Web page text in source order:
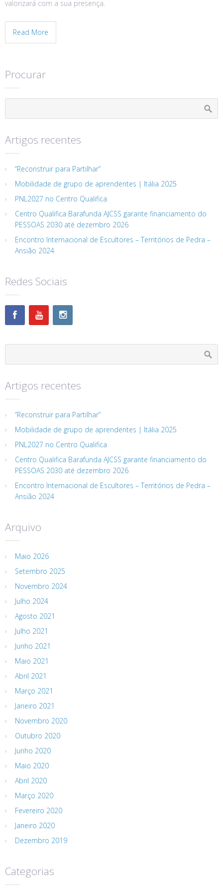
valorizará com a sua presença.
Read More
Procurar
Artigos recentes
“Reconstruir para Partilhar”
Mobilidade de grupo de aprendentes | Itália 2025
PNL2027 no Centro Qualifica
Centro Qualifica Barafunda AJCSS garante financiamento do
PESSOAS 2030 até dezembro 2026
Encontro Internacional de Escultores – Territórios de Pedra –
Ansião 2024
Redes Sociais
Artigos recentes
“Reconstruir para Partilhar”
Mobilidade de grupo de aprendentes | Itália 2025
PNL2027 no Centro Qualifica
Centro Qualifica Barafunda AJCSS garante financiamento do
PESSOAS 2030 até dezembro 2026
Encontro Internacional de Escultores – Territórios de Pedra –
Ansião 2024
Arquivo
Maio 2026
Setembro 2025
Novembro 2024
Julho 2024
Agosto 2021
Julho 2021
Junho 2021
Maio 2021
Abril 2021
Março 2021
Janeiro 2021
Novembro 2020
Outubro 2020
Junho 2020
Maio 2020
Abril 2020
Março 2020
Fevereiro 2020
Janeiro 2020
Dezembro 2019
Categorias